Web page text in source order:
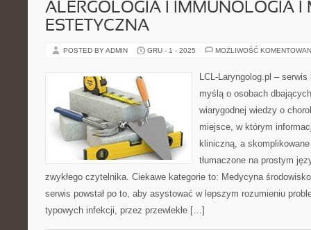
ALERGOLOGIA I IMMUNOLOGIA I
ESTETYCZNA
POSTED BY ADMIN GRU - 1 - 2025 MOŻLIWOŚĆ
LCL-Laryngolog.pl –
myślą o osobach
wiarygodnej wiedzy o
miejsce, w którym
kliniczną, a
tłumaczone na prostym
zwykłego czytelnika. Ciekawe kategorie to: Medycyna
serwis powstał po to, aby asystować w lepszym rozumieniu
typowych infekcji, przez przewlekłe […]